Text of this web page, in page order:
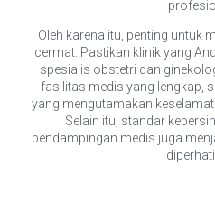
Oleh karena itu, penting untuk
cermat. Pastikan klinik yang
spesialis obstetri dan
fasilitas medis yang lengkap,
yang mengutamakan
Selain itu, standar
pendampingan medis juga